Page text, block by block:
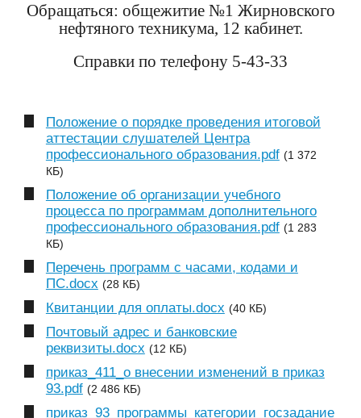
Обращаться: общежитие №1 Жирновского
нефтяного техникума, 12 кабинет.
Справки по телефону 5-43-33
Положение о порядке проведения итоговой
аттестации слушателей Центра
профессионального образования.pdf (1 372
КБ)
Положение об организации учебного
процесса по программам дополнительного
профессионального образования.pdf (1 283
КБ)
Перечень программ с часами, кодами и
ПС.docx (28 КБ)
Квитанции для оплаты.docx (40 КБ)
Почтовый адрес и банковские
реквизиты.docx (12 КБ)
приказ_411_о внесении изменений в приказ
93.pdf (2 486 КБ)
приказ_93_программы_категории_госзадание